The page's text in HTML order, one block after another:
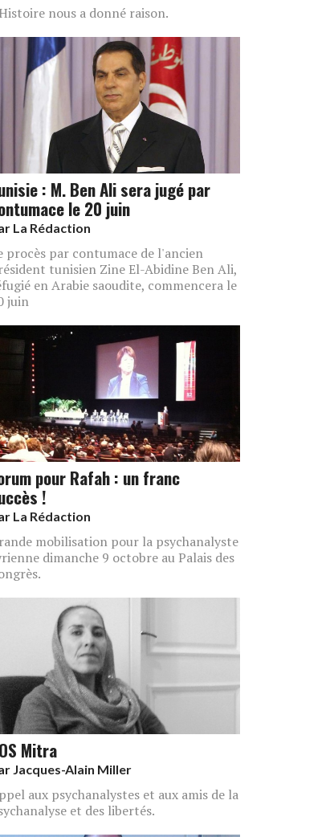
nous a donné raison.
: M. Ben Ali sera jugé par
le 20 juin
La Rédaction
procès par contumace de l'ancien
tunisien Zine El-Abidine Ben Ali,
en Arabie saoudite, commencera le
juin
pour Rafah : un franc
!
La Rédaction
mobilisation pour la psychanalyste
dimanche 9 octobre au Palais des
Mitra
Jacques-Alain Miller
aux psychanalystes et aux amis de la
et des libertés.